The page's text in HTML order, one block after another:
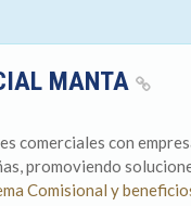
MANTA
comerciales con
promoviendo
Comisional y